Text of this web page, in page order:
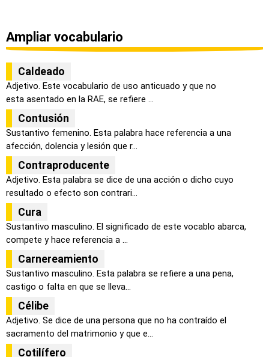
Ampliar vocabulario
Caldeado
Adjetivo. Este vocabulario de uso anticuado y que no
esta asentado en la RAE, se refiere ...
Contusión
Sustantivo femenino. Esta palabra hace referencia a una
afección, dolencia y lesión que r...
Contraproducente
Adjetivo. Esta palabra se dice de una acción o dicho cuyo
resultado o efecto son contrari...
Cura
Sustantivo masculino. El significado de este vocablo abarca,
compete y hace referencia a ...
Carnereamiento
Sustantivo masculino. Esta palabra se refiere a una pena,
castigo o falta en que se lleva...
Célibe
Adjetivo. Se dice de una persona que no ha contraído el
sacramento del matrimonio y que e...
Cotilífero